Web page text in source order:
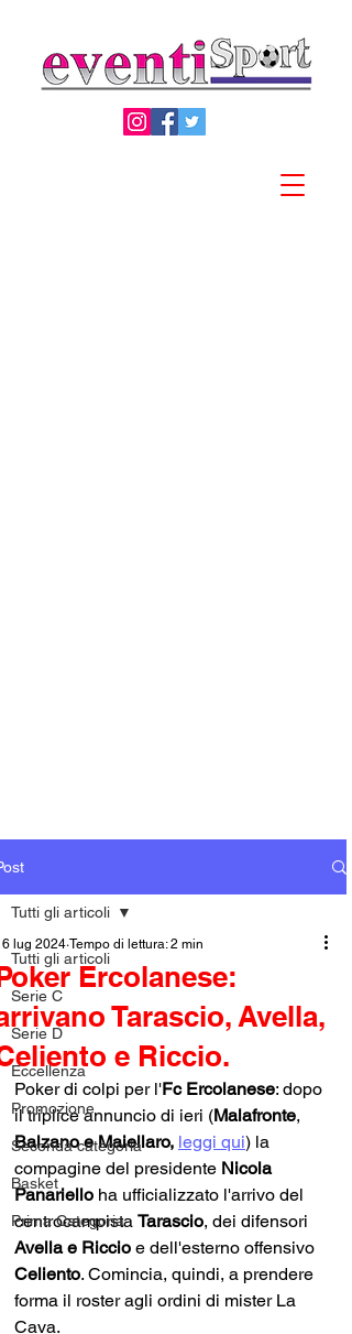
Tutti gli articoli
Serie C
Serie D
Eccellenza
Promozione
Seconda categoria
Basket
Prima Categoria
Tutti gli articoli
Ercolanese:
Tarascio, Avella,
e Riccio.
lug 2024 Tempo di lettura: 2 min
Poker di colpi per l'Fc Ercolanese: dopo
il triplice annuncio di ieri (Malafronte,
Balzano e Maiellaro, leggi qui) la
compagine del presidente Nicola
Panariello ha ufficializzato l'arrivo del
centrocampista Tarascio, dei difensori
Avella e Riccio e dell'esterno offensivo
Celiento. Comincia, quindi, a prendere
forma il roster agli ordini di mister La
Cava.